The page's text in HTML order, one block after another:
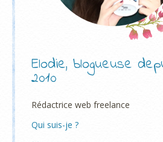
Elodie, blogueuse
2010
Rédactrice web freelance
Qui suis-je ?